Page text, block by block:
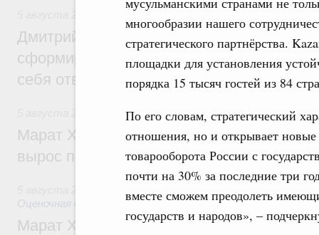
многообразии нашего
стратегического партнёрства.
площадки для установления
порядка 15 тысяч гостей из 84
По его словам, стратегический
отношения, но и открывает новые
товарооборота России с
почти на 30% за последние три
вместе сможем преодолеть
государств и народов», –
Молодёжная политика
Дмитрий Чернышенко: Всемирный
сформировал целое сообщество людей,
себя ответственность за будущее
Национальный проект «Инфраструктура
Марат Хуснуллин: Ввод нежилых зданий
вырос почти на треть
Оценочная деятельность
Марат Хуснуллин: По решению